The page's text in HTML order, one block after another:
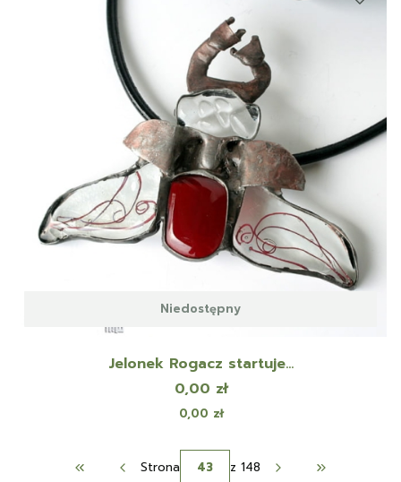
Niedostępny
Jelonek Rogacz startuje...
Cena
0,00 zł
Cena
0,00 zł
Wróć do pierwszej strony z produktami
Strona z 148 Przejdź do